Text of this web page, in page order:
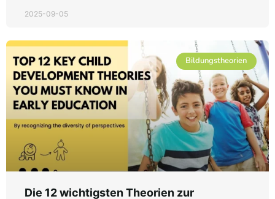
2025-09-05
Bildungstheorien
Die 12 wichtigsten Theorien zur